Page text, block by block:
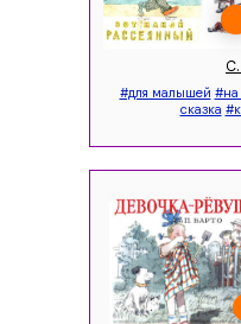
#для малышей #на
сказка